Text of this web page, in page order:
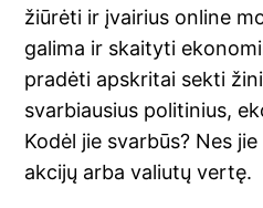
žiūrėti ir įvairius online
galima ir skaityti
pradėti apskritai sekti
svarbiausius politinius,
Kodėl jie svarbūs? Nes
akcijų arba valiutų vertę.